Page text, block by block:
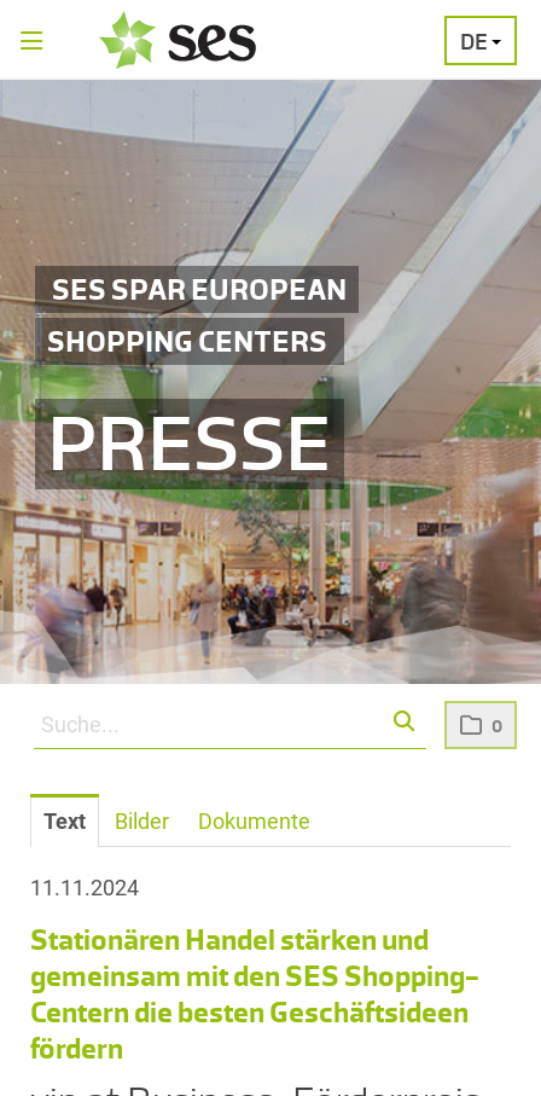
0
DE
SES SPAR EUROPEAN
SHOPPING CENTERS
PRESSE
PRESSEAUSSENDUNGEN
Text Bilder Dokumente
11.11.2024
Stationären Handel stärken und
gemeinsam mit den SES Shopping-
Centern die besten Geschäftsideen
fördern